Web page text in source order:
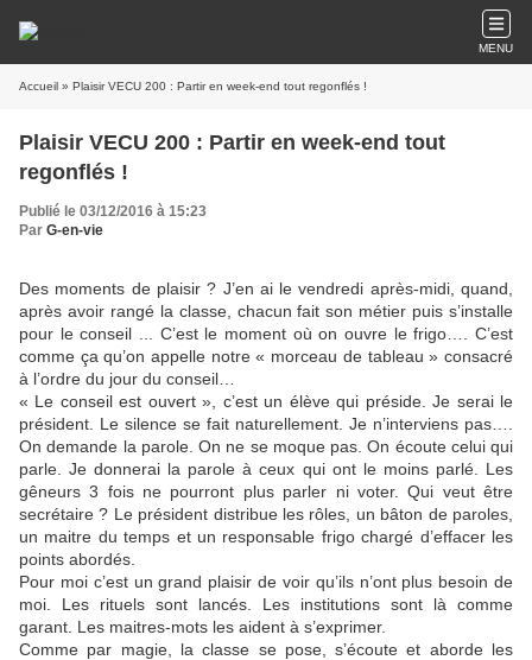
MENU
Accueil » Plaisir VECU 200 : Partir en week-end tout regonflés !
Plaisir VECU 200 : Partir en week-end tout
regonflés !
Publié le 03/12/2016 à 15:23
Par G-en-vie
Des moments de plaisir ? J’en ai le vendredi après-midi, quand,
après avoir rangé la classe, chacun fait son métier puis s’installe
pour le conseil ... C’est le moment où on ouvre le frigo…. C’est
comme ça qu’on appelle notre « morceau de tableau » consacré
à l’ordre du jour du conseil…
« Le conseil est ouvert », c’est un élève qui préside. Je serai le
président. Le silence se fait naturellement. Je n’interviens pas….
On demande la parole. On ne se moque pas. On écoute celui qui
parle. Je donnerai la parole à ceux qui ont le moins parlé. Les
gêneurs 3 fois ne pourront plus parler ni voter. Qui veut être
secrétaire ? Le président distribue les rôles, un bâton de paroles,
un maitre du temps et un responsable frigo chargé d’effacer les
points abordés.
Pour moi c’est un grand plaisir de voir qu’ils n’ont plus besoin de
moi. Les rituels sont lancés. Les institutions sont là comme
garant. Les maitres-mots les aident à s’exprimer.
Comme par magie, la classe se pose, s’écoute et aborde les